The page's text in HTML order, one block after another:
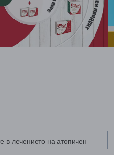
в лечението на атопичен